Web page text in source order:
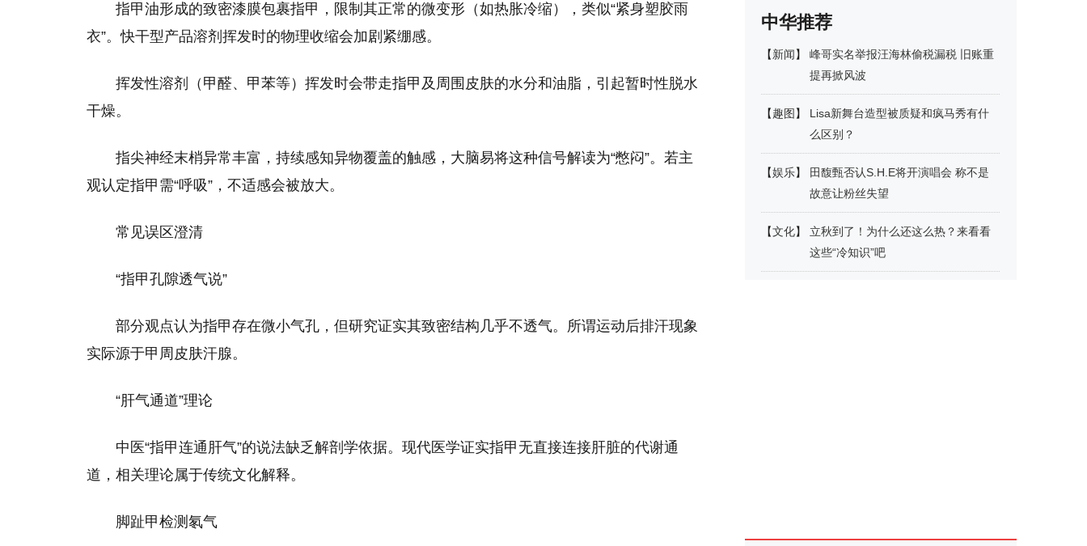
指甲油形成的致密漆膜包裹指甲，限制其正常的微变形（如热胀冷缩），类似“紧身塑胶雨
衣”。快干型产品溶剂挥发时的物理收缩会加剧紧绷感。
挥发性溶剂（甲醛、甲苯等）挥发时会带走指甲及周围皮肤的水分和油脂，引起暂时性脱水
干燥。
指尖神经末梢异常丰富，持续感知异物覆盖的触感，大脑易将这种信号解读为“憋闷”。若主
观认定指甲需“呼吸”，不适感会被放大。
常见误区澄清
“指甲孔隙透气说”
部分观点认为指甲存在微小气孔，但研究证实其致密结构几乎不透气。所谓运动后排汗现象
实际源于甲周皮肤汗腺。
“肝气通道”理论
中医“指甲连通肝气”的说法缺乏解剖学依据。现代医学证实指甲无直接连接肝脏的代谢通
道，相关理论属于传统文化解释。
脚趾甲检测氡气
中华推荐
【新闻】
峰哥实名举报汪海林偷税漏税 旧账重
提再掀风波
【趣图 】
Lisa新舞台造型被质疑和疯马秀有什
么区别？
【娱乐】
田馥甄否认S.H.E将开演唱会 称不是
故意让粉丝失望
【文化】
立秋到了！为什么还这么热？来看看
这些“冷知识”吧